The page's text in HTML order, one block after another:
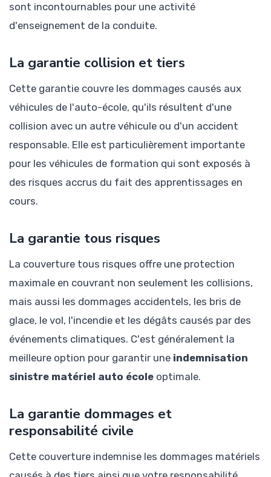
sont incontournables pour une activité
d'enseignement de la conduite.
La garantie collision et tiers
Cette garantie couvre les dommages causés aux
véhicules de l'auto-école, qu'ils résultent d'une
collision avec un autre véhicule ou d'un accident
responsable. Elle est particulièrement importante
pour les véhicules de formation qui sont exposés à
des risques accrus du fait des apprentissages en
cours.
La garantie tous risques
La couverture tous risques offre une protection
maximale en couvrant non seulement les collisions,
mais aussi les dommages accidentels, les bris de
glace, le vol, l'incendie et les dégâts causés par des
événements climatiques. C'est généralement la
meilleure option pour garantir une indemnisation
sinistre matériel auto école optimale.
La garantie dommages et
responsabilité civile
Cette couverture indemnise les dommages matériels